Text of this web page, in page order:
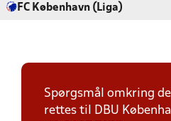
FC København (Liga)
Spørgsmål omkring
rettes til DBU